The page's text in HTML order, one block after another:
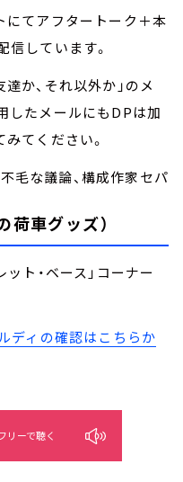
にてアフタートーク＋本
しています。
か、それ以外か」のメ
したメールにもDPは加
てください。
毛な議論、構成作家セパ
車グッズ）
ト・ベース」コーナー
ディの確認はこちらか
リーで聴く